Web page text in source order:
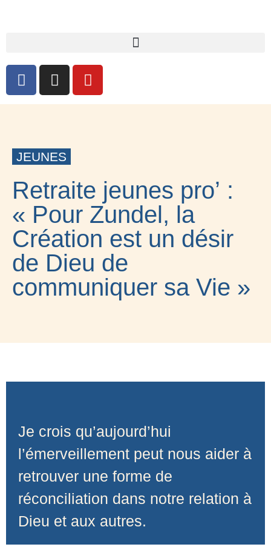
JEUNES
Retraite jeunes pro’ :
« Pour Zundel, la
Création est un désir
de Dieu de
communiquer sa Vie »
Je crois qu’aujourd’hui
l’émerveillement peut nous aider à
retrouver une forme de
réconciliation dans notre relation à
Dieu et aux autres.